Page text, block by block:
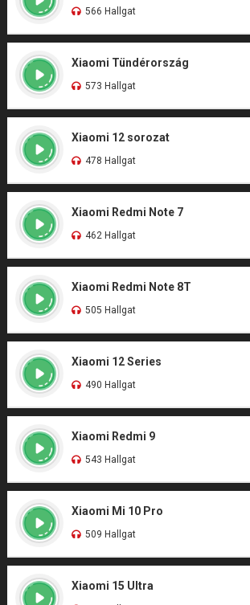
566 Hallgat
Xiaomi Tündérország
573 Hallgat
Xiaomi 12 sorozat
478 Hallgat
Xiaomi Redmi Note 7
462 Hallgat
Xiaomi Redmi Note 8T
505 Hallgat
Xiaomi 12 Series
490 Hallgat
Xiaomi Redmi 9
543 Hallgat
Xiaomi Mi 10 Pro
509 Hallgat
Xiaomi 15 Ultra